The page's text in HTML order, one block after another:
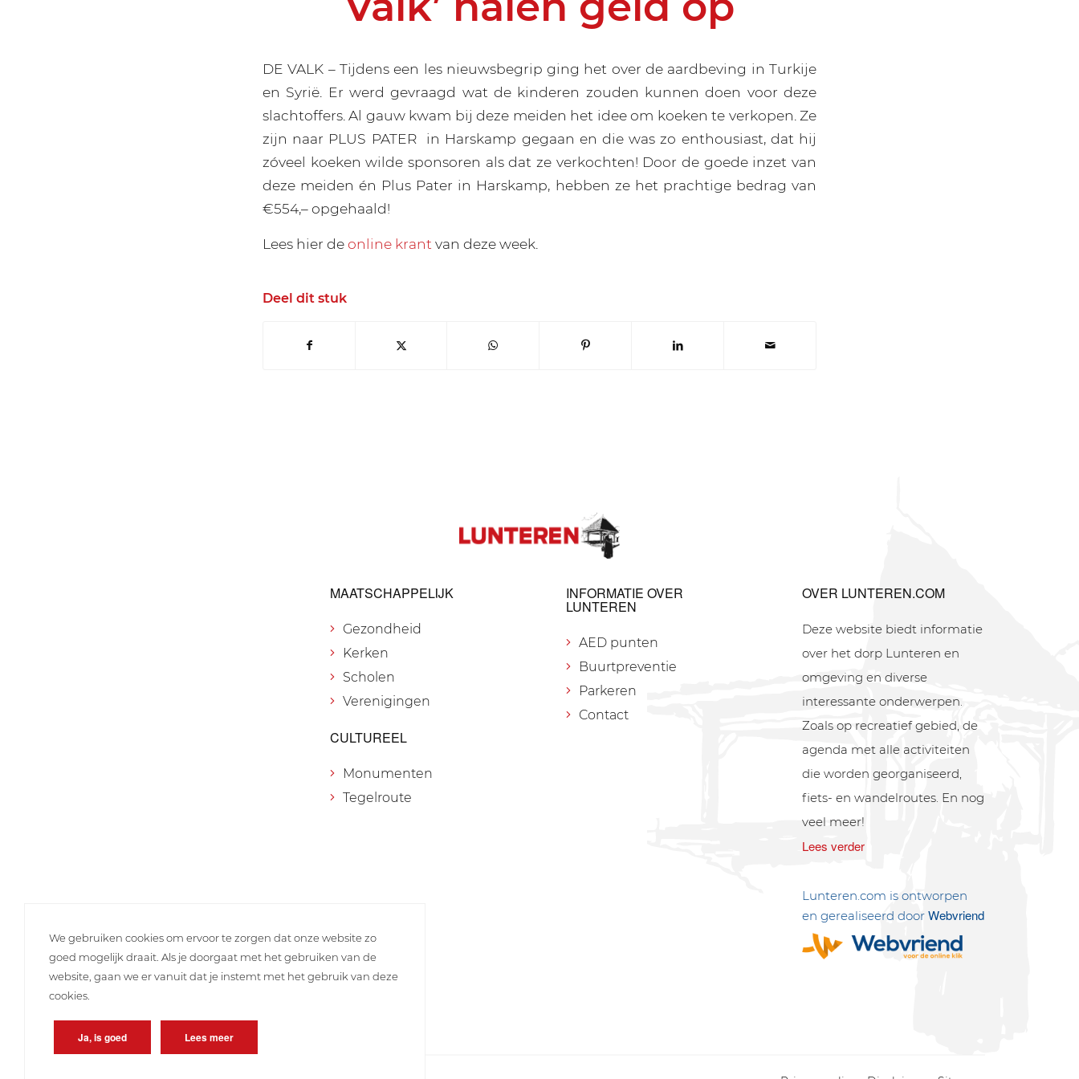
DE VALK – Tijdens een les nieuwsbegrip ging het over de aardbeving in Turkije
en Syrië. Er werd gevraagd wat de kinderen zouden kunnen doen voor deze
slachtoffers. Al gauw kwam bij deze meiden het idee om koeken te verkopen. Ze
zijn naar PLUS PATER
in Harskamp gegaan en die was zo enthousiast, dat hij
zóveel koeken wilde sponsoren als dat ze verkochten! Door de goede inzet van
deze meiden én Plus Pater in Harskamp, hebben ze het prachtige bedrag van
€554,– opgehaald!
Lees hier deonline krant van deze week.
Deel dit stuk
MAATSCHAPPELIJK
Gezondheid
Kerken
Scholen
Verenigingen
CULTUREEL
Monumenten
Tegelroute
INFORMATIE OVER
LUNTEREN
AED punten
Buurtpreventie
Parkeren
Contact
OVER LUNTEREN.COM
Deze website biedt informatie
over het dorp Lunteren en
omgeving en diverse
interessante onderwerpen.
Zoals op recreatief gebied, de
agenda met alle activiteiten
die worden georganiseerd,
fiets- en wandelroutes. En nog
veel meer!
Lees verder
Lunteren.com is ontworpen
en gerealiseerd doorWebvriend
We gebruiken cookies om ervoor te zorgen dat onze website zo
goed mogelijk draait. Als je doorgaat met het gebruiken van de
website, gaan we er vanuit dat je instemt met het gebruik van deze
cookies.
Ja, is goed Lees meer